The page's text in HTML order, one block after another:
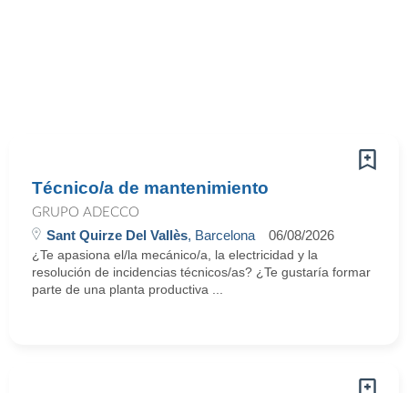
Técnico/a de mantenimiento
GRUPO ADECCO
Sant Quirze Del Vallès, Barcelona 06/08/2026
¿Te apasiona el/la mecánico/a, la electricidad y la
resolución de incidencias técnicos/as? ¿Te gustaría formar
parte de una planta productiva ...